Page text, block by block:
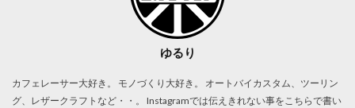
ゆるり
カフェレーサー大好き。 モノづくり大好き。 オートバイカスタム、ツーリン
グ、レザークラフトなど・・。 Instagramでは伝えきれない事をこちらで書い